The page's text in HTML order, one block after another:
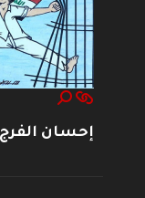
إحسان الفرج